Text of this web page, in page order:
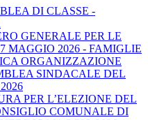
DI CLASSE -
GENERALE PER LE
MAGGIO 2026 - FAMIGLIE
ORGANIZZAZIONE
SINDACALE DEL
PER L’ELEZIONE DEL
COMUNALE DI